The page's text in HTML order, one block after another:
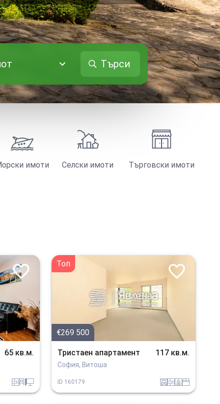
Търси
имоти Селски имоти Търговски имоти
65 кв.м.
tuhlaobzavejdne_4 tehnika
Топ
€269 500
Тристаен апартамент 117 кв.м.
София, Витоша
ID 160179 garajtuhla sanitarno_pomeshtenie spalnia